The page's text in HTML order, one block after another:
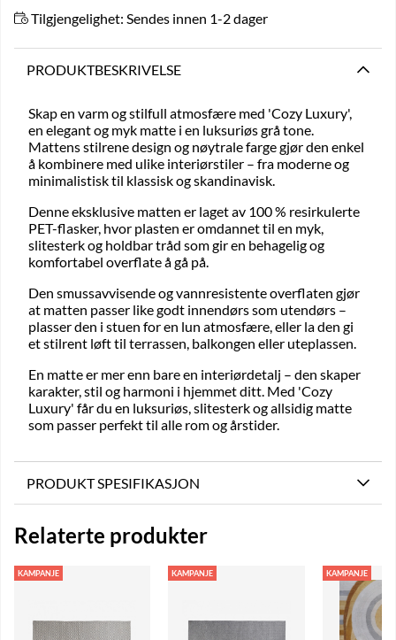
Tilgjengelighet: Sendes innen 1-2 dager
PRODUKTBESKRIVELSE
Skap en varm og stilfull atmosfære med 'Cozy Luxury',
en elegant og myk matte i en luksuriøs grå tone.
Mattens stilrene design og nøytrale farge gjør den enkel
å kombinere med ulike interiørstiler – fra moderne og
minimalistisk til klassisk og skandinavisk.
Denne eksklusive matten er laget av 100 % resirkulerte
PET-flasker, hvor plasten er omdannet til en myk,
slitesterk og holdbar tråd som gir en behagelig og
komfortabel overflate å gå på.
Den smussavvisende og vannresistente overflaten gjør
at matten passer like godt innendørs som utendørs –
plasser den i stuen for en lun atmosfære, eller la den gi
et stilrent løft til terrassen, balkongen eller uteplassen.
En matte er mer enn bare en interiørdetalj – den skaper
karakter, stil og harmoni i hjemmet ditt. Med 'Cozy
Luxury' får du en luksuriøs, slitesterk og allsidig matte
som passer perfekt til alle rom og årstider.
PRODUKT SPESIFIKASJON
Relaterte produkter
KAMPANJE KAMPANJE KAMPANJE